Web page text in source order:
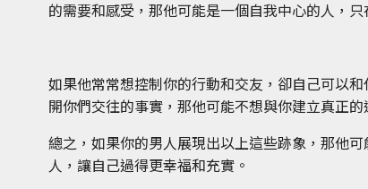
的需要和感受，那他可能是一個自我中心的人，只
如果他常常想控制你的行動和交友，卻自己可以
開你們交往的事實，那他可能不想與你建立真正
總之，如果你的男人展現出以上這些跡象，那他
人，讓自己過得更幸福和充實。